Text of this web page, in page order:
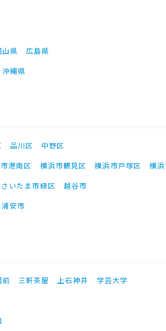
山県
広島県
沖縄県
品川区
中野区
港南区 横浜市鶴見区 横浜市戸塚区
横
さいたま市緑区
越谷市
浦安市
前 三軒茶屋 上石神井
学芸大学